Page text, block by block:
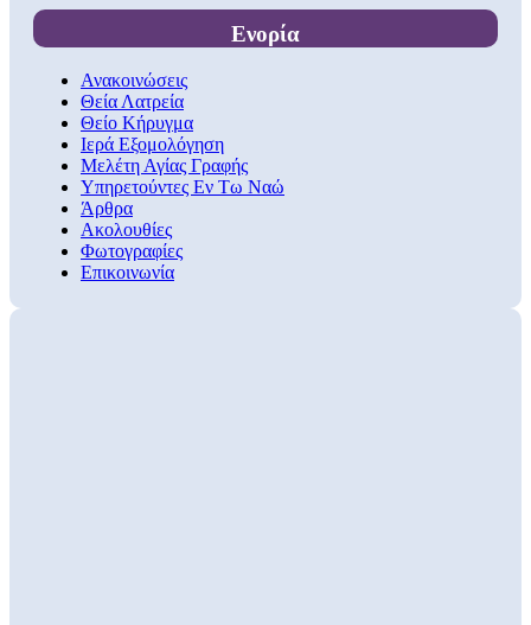
Ενορία
Ανακοινώσεις
Θεία Λατρεία
Θείο Κήρυγμα
Ιερά Εξομολόγηση
Μελέτη Αγίας Γραφής
Υπηρετούντες Εν Τω Ναώ
Άρθρα
Ακολουθίες
Φωτογραφίες
Επικοινωνία